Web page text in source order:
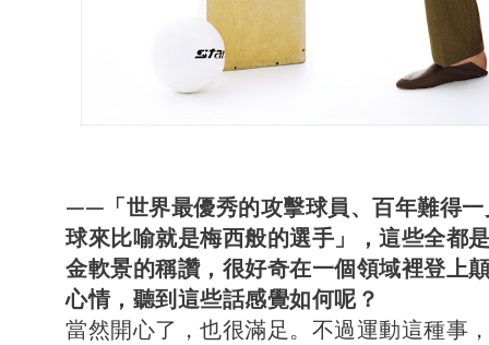
——「世界最優秀的攻擊球員、百年難得
球來比喻就是梅西般的選手」，這些全都
金軟景的稱讚，很好奇在一個領域裡登上
心情，聽到這些話感覺如何呢？
當然開心了，也很滿足。不過運動這種事